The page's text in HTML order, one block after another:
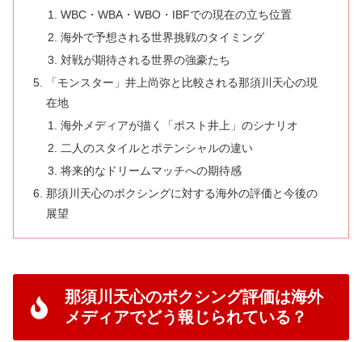
WBC・WBA・WBO・IBFでの現在の立ち位置
海外で予想される世界挑戦のタイミング
対戦が期待される世界の強豪たち
「モンスター」井上尚弥と比較される那須川天心の現
在地
海外メディアが描く「ポスト井上」のシナリオ
二人のスタイルとポテンシャルの違い
将来的なドリームマッチへの期待感
那須川天心のボクシングに対する海外の評価と今後の
展望
那須川天心のボクシング評価は海外
メディアでどう報じられている？